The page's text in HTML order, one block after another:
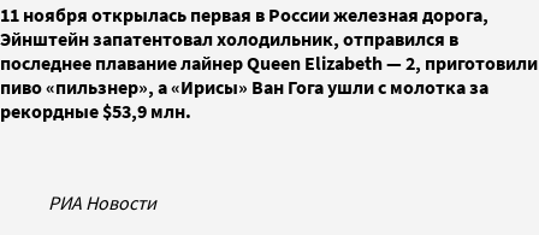
11 ноября открылась первая в России железная дорога,
Эйнштейн запатентовал холодильник, отправился в
последнее плавание лайнер Queen Elizabeth — 2, приготовили
пиво «пильзнер», а «Ирисы» Ван Гога ушли с молотка за
рекордные $53,9 млн.
РИА Новости